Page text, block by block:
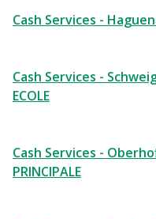
Cash Services -
Cash Services -
ECOLE
Cash Services -
PRINCIPALE